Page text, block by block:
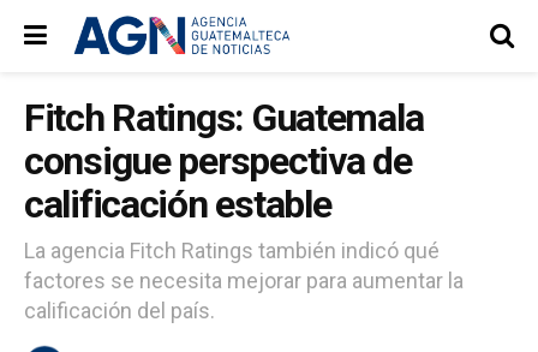
Fitch Ratings: Guatemala
consigue perspectiva de
calificación estable
La agencia Fitch Ratings también indicó qué
factores se necesita mejorar para aumentar la
calificación del país.